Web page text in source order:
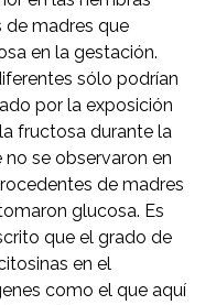
de madres que
en la gestación.
sólo podrían
por la exposición
fructosa durante la
no se observaron en
de madres
glucosa. Es
que el grado de
en el
como el que aquí